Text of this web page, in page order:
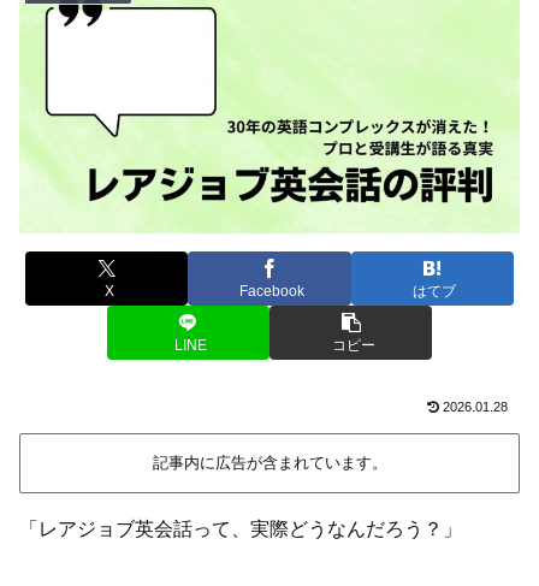
X Facebook はてブ
LINE コピー
2026.01.28
記事内に広告が含まれています。
「レアジョブ英会話って、実際どうなんだろう？」